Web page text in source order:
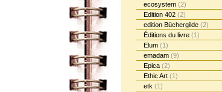
ecosystem (2)
Edition 402 (2)
edition Büchergilde (2)
Éditions du livre (1)
Elum (1)
emadam (9)
Epica (2)
Ethic Art (1)
etk (1)